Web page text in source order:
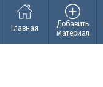
Добавить
материал
Главная